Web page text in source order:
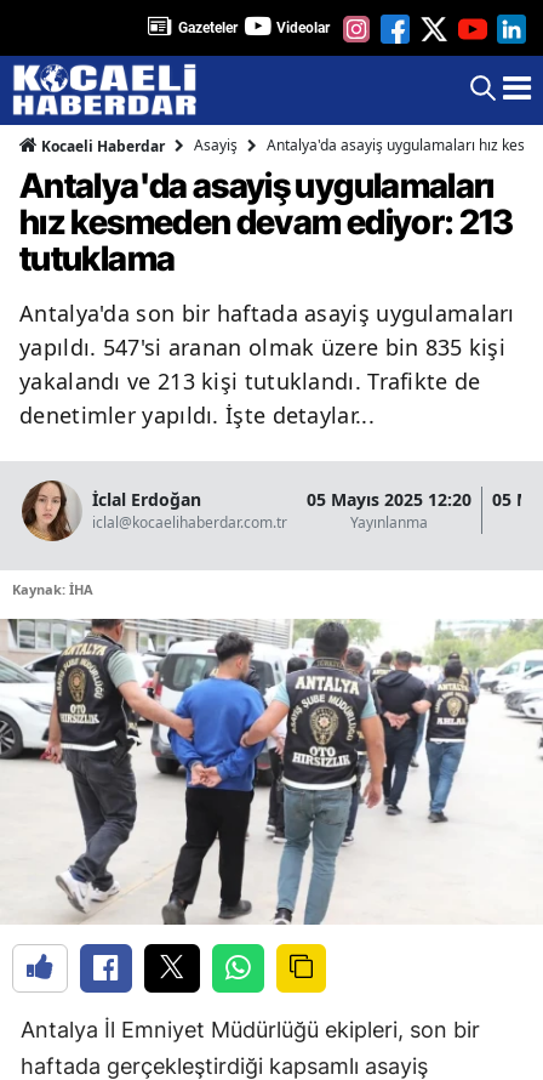
Gazeteler Videolar
Kocaeli Haberdar Asayiş Antalya'da asayiş uygulamaları hız
Antalya'da asayiş uygulamaları
hız kesmeden devam ediyor: 213
tutuklama
Antalya'da son bir haftada asayiş uygulamaları
yapıldı. 547'si aranan olmak üzere bin 835 kişi
yakalandı ve 213 kişi tutuklandı. Trafikte de
denetimler yapıldı. İşte detaylar...
İclal Erdoğan
iclal@kocaelihaberdar.com.tr
05 Mayıs 2025 12:20
Yayınlanma
05
Kaynak: İHA
Antalya İl Emniyet Müdürlüğü ekipleri, son bir
haftada gerçekleştirdiği kapsamlı asayiş